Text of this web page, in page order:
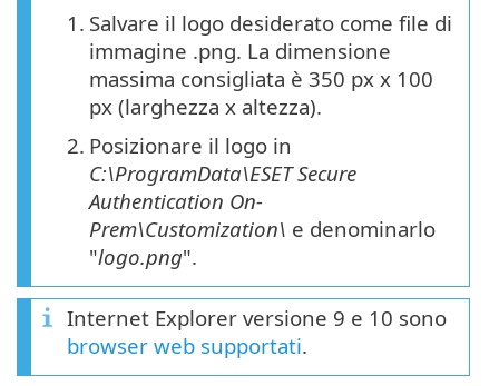
1. Salvare il logo desiderato come file di
immagine .png. La dimensione
massima consigliata è 350 px x 100
px (larghezza x altezza).
2. Posizionare il logo in
C:\ProgramData\ESET Secure
Authentication On-
Prem\Customization\ e denominarlo
"logo.png".
Internet Explorer versione 9 e 10 sono
browser web supportati.